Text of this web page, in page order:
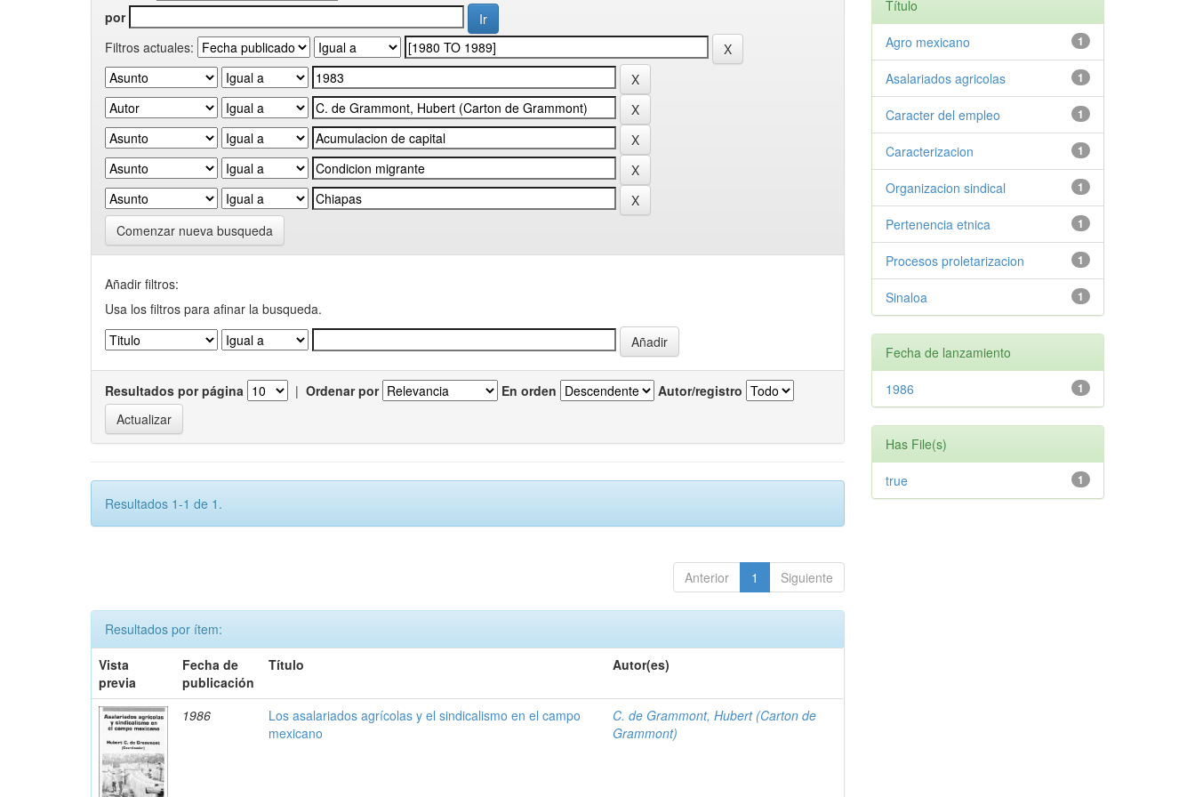
por
Filtros actuales:
Comenzar nueva busqueda
Añadir filtros:
Usa los filtros para afinar la busqueda.
Resultados por página | Ordenar por En orden Autor/registro
Resultados 1-1 de 1.
Anterior 1 Siguiente
Resultados por ítem:
Vista
previa
Fecha de
publicación
Título Autor(es)
1986
Los asalariados agrícolas y el sindicalismo en el campo
mexicano
C. de Grammont, Hubert (Carton de
Grammont)
Título
1
Agro mexicano
1
Asalariados agricolas
1
Caracter del empleo
1
Caracterizacion
1
Organizacion sindical
1
Pertenencia etnica
1
Procesos proletarizacion
1
Sinaloa
Fecha de lanzamiento
1
1986
Has File(s)
1
true